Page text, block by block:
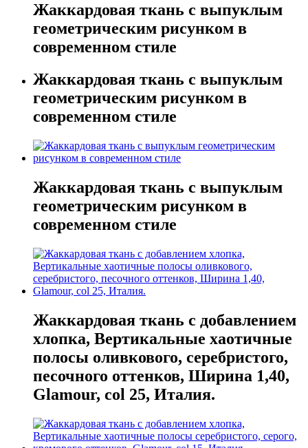
Жаккардовая ткань с выпуклым
геометрическим рисунком в
современном стиле
Жаккардовая ткань с выпуклым
геометрическим рисунком в
современном стиле
Жаккардовая ткань с выпуклым
геометрическим рисунком в
современном стиле
Жаккардовая ткань с добавлением
хлопка, Вертикальные хаотичные
полосы оливкового, серебристого,
песочного оттенков, Ширина 1,40,
Glamour, col 25, Италия.